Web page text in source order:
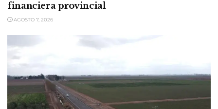
financiera provincial
AGOSTO 7, 2026